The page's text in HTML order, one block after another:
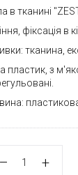
в тканині
фіксація в
тканина,
пластик, з